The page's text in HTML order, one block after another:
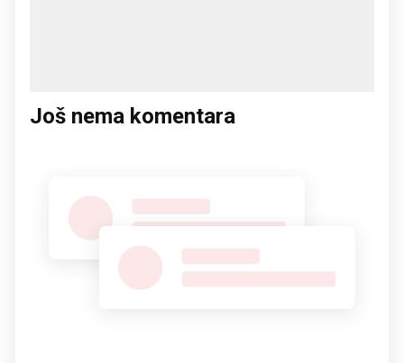
Još nema komentara